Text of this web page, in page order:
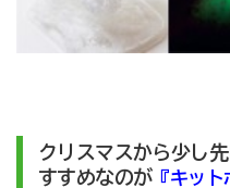
クリスマスから少し
すすめなのが『キット